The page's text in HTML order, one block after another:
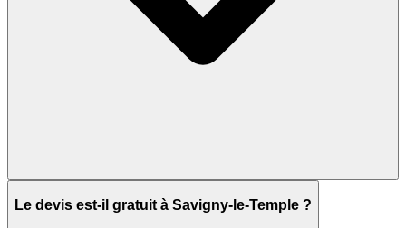
Le devis est-il gratuit à Savigny-le-Temple ?